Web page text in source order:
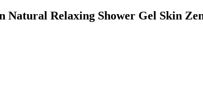
Natural Relaxing Shower Gel Skin